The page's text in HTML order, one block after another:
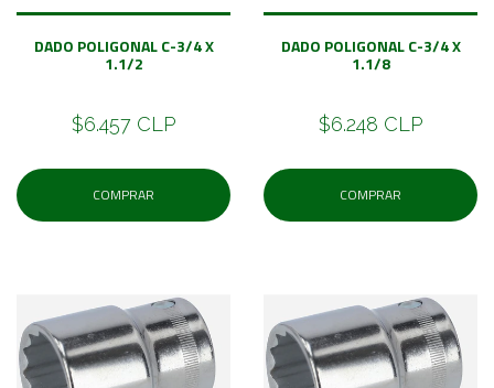
DADO POLIGONAL C-3/4 X
1.1/2
$6.457 CLP
COMPRAR
DADO POLIGONAL C-3/4 X
1.1/8
$6.248 CLP
COMPRAR